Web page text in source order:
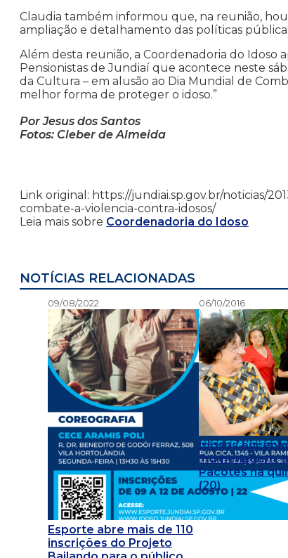
Claudia também informou que, na reunião,
ampliação e detalhamento das políticas
Além desta reunião, a Coordenadoria do Idoso
Pensionistas de Jundiaí que acontece neste
da Cultura – em alusão ao Dia Mundial de
melhor forma de proteger o idoso.”
Por Jesus dos Santos
Fotos: Cleber de Almeida
Link original: https://jundiai.sp.gov.br/noticias/
combate-a-violencia-contra-idosos/
Leia mais sobre Coordenadoria do Idoso
NOTÍCIAS RELACIONADAS
09/08/2022
Esporte abre mais de 110
inscrições do Projeto
06/10/2016
Idosos
‘homenagem’
Pacotes na
(20)